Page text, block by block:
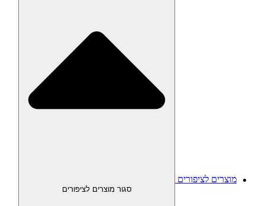
מוצרים לציפורים
סגור מוצרים לציפורים